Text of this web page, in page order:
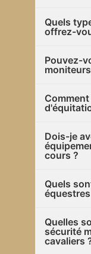
Quels
offrez-
Pouvez-
Dois-je
cours ?
Quels
Quelles
sécurité
cavaliers